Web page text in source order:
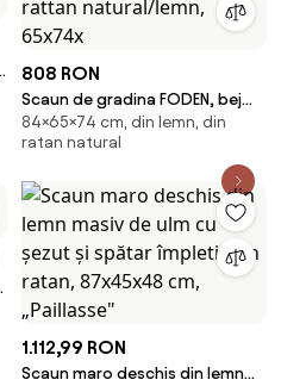
808 RON
Scaun de gradina FODEN, bej
deschis/negru, rattan
natural/lemn, 65x74x
84×65×74 cm, din lemn, din
ratan natural
1.112,99 RON
Scaun maro deschis din lemn